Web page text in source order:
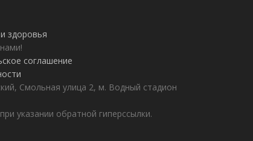
здоровья
соглашение
Смольная улица 2, м. Водный стадион
указании обратной гиперссылки.